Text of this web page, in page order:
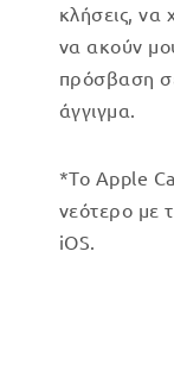
κλήσεις, να
να ακούν
πρόσβαση
άγγιγμα.
*Το Apple
νεότερο με
iOS.